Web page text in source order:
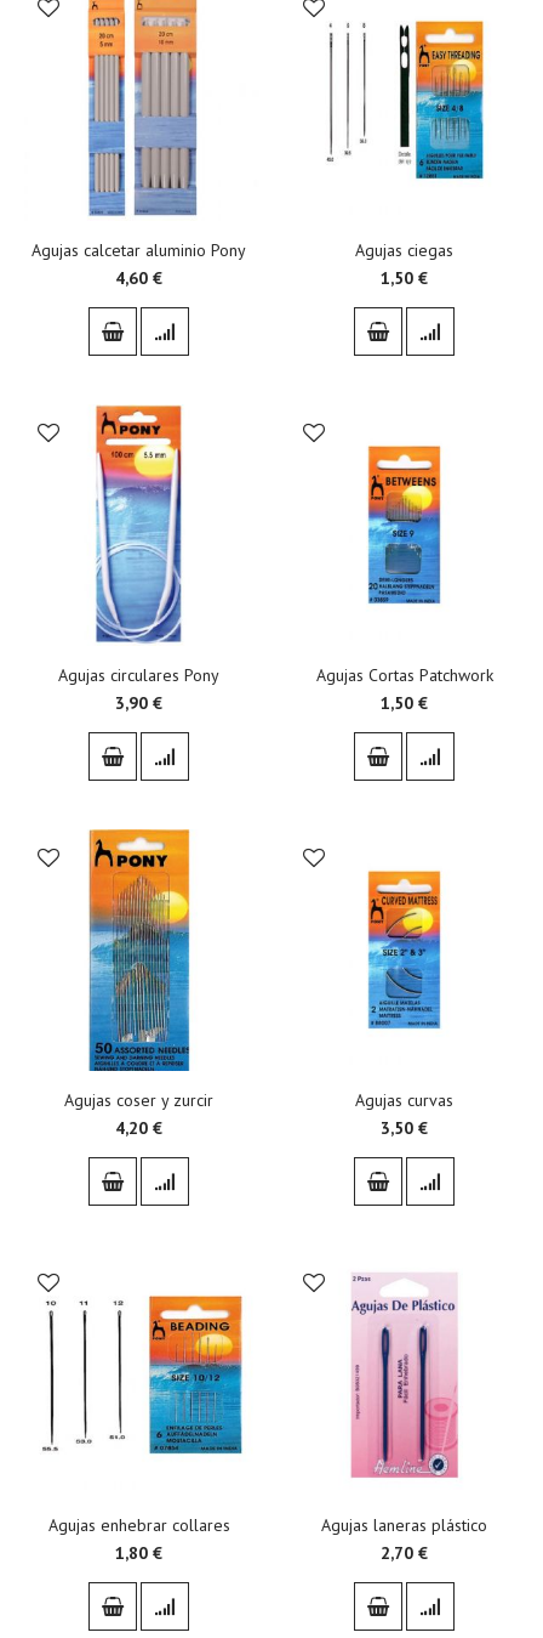
Agujas calcetar aluminio Pony
4,60 €
Agujas ciegas
1,50 €
Agujas circulares Pony
3,90 €
Agujas Cortas Patchwork
1,50 €
Agujas coser y zurcir
4,20 €
Agujas curvas
3,50 €
Agujas enhebrar collares
1,80 €
Agujas laneras plástico
2,70 €